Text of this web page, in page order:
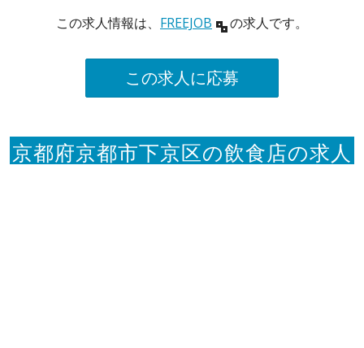
この求人情報は、 FREEJOB の求人です。
この求人に応募
京都府京都市下京区の飲食店の求人